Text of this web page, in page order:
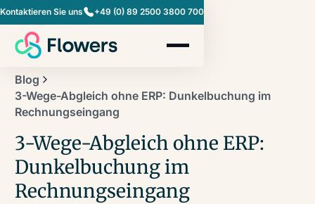
Kontaktieren Sie uns +49 (0) 89 2500 3800 700
Blog
3-Wege-Abgleich ohne ERP: Dunkelbuchung im
Rechnungseingang
3-Wege-Abgleich ohne ERP:
Dunkelbuchung im
Rechnungseingang